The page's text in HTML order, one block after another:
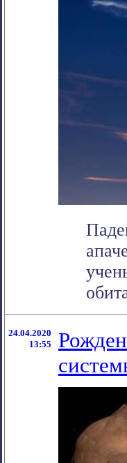
24.04.2020
13:55